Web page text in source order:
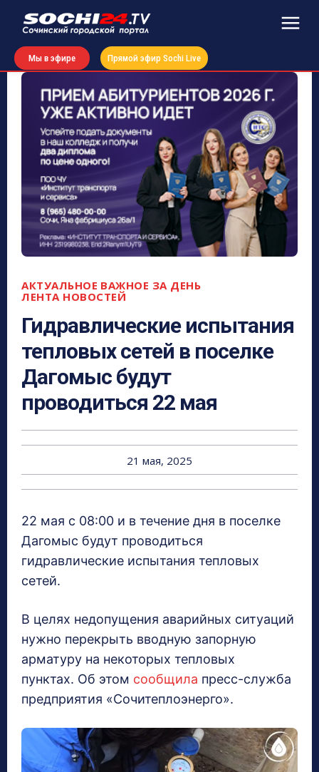
Мы в эфире Прямой эфир Sochi Live
АКТУАЛЬНОЕ ВАЖНОЕ ЗА ДЕНЬ
ЛЕНТА НОВОСТЕЙ
Гидравлические испытания
тепловых сетей в поселке
Дагомыс будут
проводиться 22 мая
21 мая, 2025
22 мая с 08:00 и в течение дня в поселке
Дагомыс будут проводиться
гидравлические испытания тепловых
сетей.
В целях недопущения аварийных ситуаций
нужно перекрыть вводную запорную
арматуру на некоторых тепловых
пунктах. Об этом сообщила пресс-служба
предприятия «Сочитеплоэнерго».